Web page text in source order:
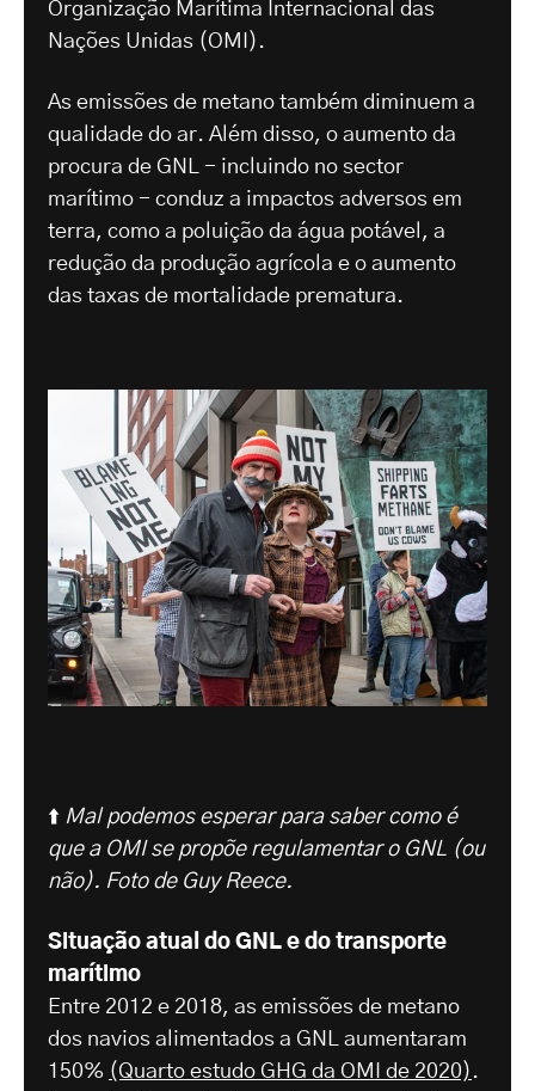
Organização Marítima Internacional das
Nações Unidas (OMI).
As emissões de metano também diminuem a
qualidade do ar. Além disso, o aumento da
procura de GNL - incluindo no sector
marítimo - conduz a impactos adversos em
terra, como a poluição da água potável, a
redução da produção agrícola e o aumento
das taxas de mortalidade prematura.
⬆️ Mal podemos esperar para saber como é
que a OMI se propõe regulamentar o GNL (ou
não). Foto de Guy Reece.
Situação atual do GNL e do transporte
marítimo
Entre 2012 e 2018, as emissões de metano
dos navios alimentados a GNL aumentaram
150% (Quarto estudo GHG da OMI de 2020) .